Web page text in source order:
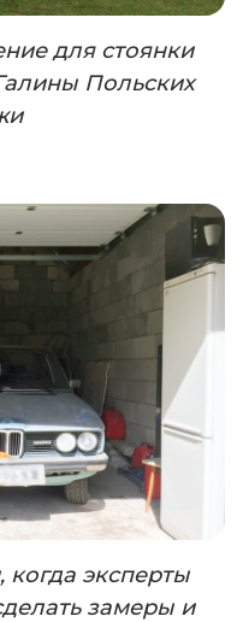
для стоянки
Польских
когда эксперты
замеры и